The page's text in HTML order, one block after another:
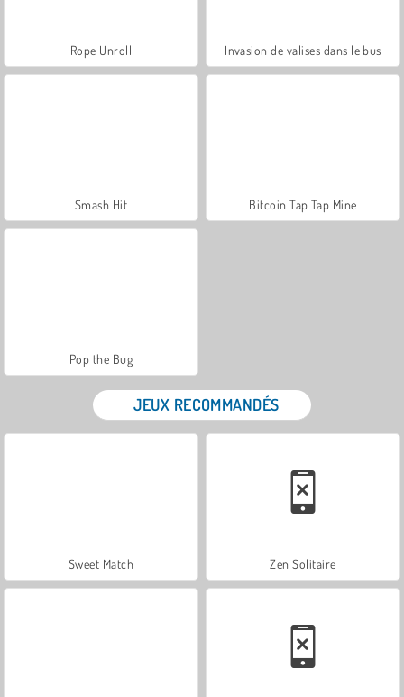
Rope Unroll Invasion de valises dans le bus
Smash Hit Bitcoin Tap Tap Mine
Pop the Bug
JEUX RECOMMANDÉS
Sweet Match Zen Solitaire